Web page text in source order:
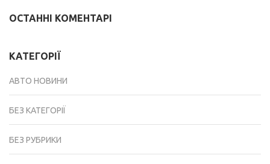
ОСТАННІ КОМЕНТАРІ
КАТЕГОРІЇ
АВТО НОВИНИ
БЕЗ КАТЕГОРІЇ
БЕЗ РУБРИКИ